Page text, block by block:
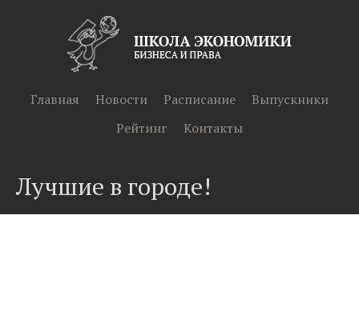
Главная Новости Расписание
Выпускники
Рейтинг
Контакты
Лучшие в городе!